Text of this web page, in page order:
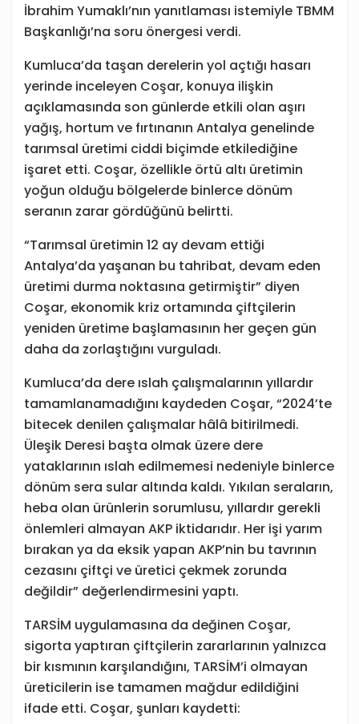
İbrahim Yumaklı’nın yanıtlaması istemiyle TBMM
Başkanlığı’na soru önergesi verdi.
Kumluca’da taşan derelerin yol açtığı hasarı
yerinde inceleyen Coşar, konuya ilişkin
açıklamasında son günlerde etkili olan aşırı
yağış, hortum ve fırtınanın Antalya genelinde
tarımsal üretimi ciddi biçimde etkilediğine
işaret etti. Coşar, özellikle örtü altı üretimin
yoğun olduğu bölgelerde binlerce dönüm
seranın zarar gördüğünü belirtti.
“Tarımsal üretimin 12 ay devam ettiği
Antalya’da yaşanan bu tahribat, devam eden
üretimi durma noktasına getirmiştir” diyen
Coşar, ekonomik kriz ortamında çiftçilerin
yeniden üretime başlamasının her geçen gün
daha da zorlaştığını vurguladı.
Kumluca’da dere ıslah çalışmalarının yıllardır
tamamlanamadığını kaydeden Coşar, “2024’te
bitecek denilen çalışmalar hâlâ bitirilmedi.
Üleşik Deresi başta olmak üzere dere
yataklarının ıslah edilmemesi nedeniyle binlerce
dönüm sera sular altında kaldı. Yıkılan seraların,
heba olan ürünlerin sorumlusu, yıllardır gerekli
önlemleri almayan AKP iktidarıdır. Her işi yarım
bırakan ya da eksik yapan AKP’nin bu tavrının
cezasını çiftçi ve üretici çekmek zorunda
değildir” değerlendirmesini yaptı.
TARSİM uygulamasına da değinen Coşar,
sigorta yaptıran çiftçilerin zararlarının yalnızca
bir kısmının karşılandığını, TARSİM’i olmayan
üreticilerin ise tamamen mağdur edildiğini
ifade etti. Coşar, şunları kaydetti: